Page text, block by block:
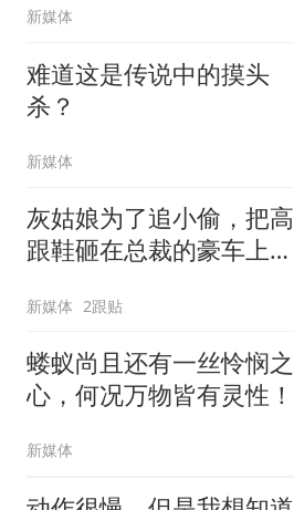
新媒体
难道这是传说中的摸头
杀？
新媒体
灰姑娘为了追小偷，把高
跟鞋砸在总裁的豪车上，
新媒体 2跟贴
蝼蚁尚且还有一丝怜悯之
心，何况万物皆有灵性！
新媒体